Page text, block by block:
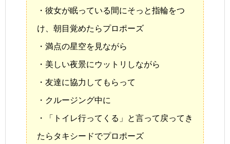
・彼女が眠っている間にそっと指輪をつ
け、朝目覚めたらプロポーズ
・満点の星空を見ながら
・美しい夜景にウットリしながら
・友達に協力してもらって
・クルージング中に
・「トイレ行ってくる」と言って戻ってき
たらタキシードでプロポーズ